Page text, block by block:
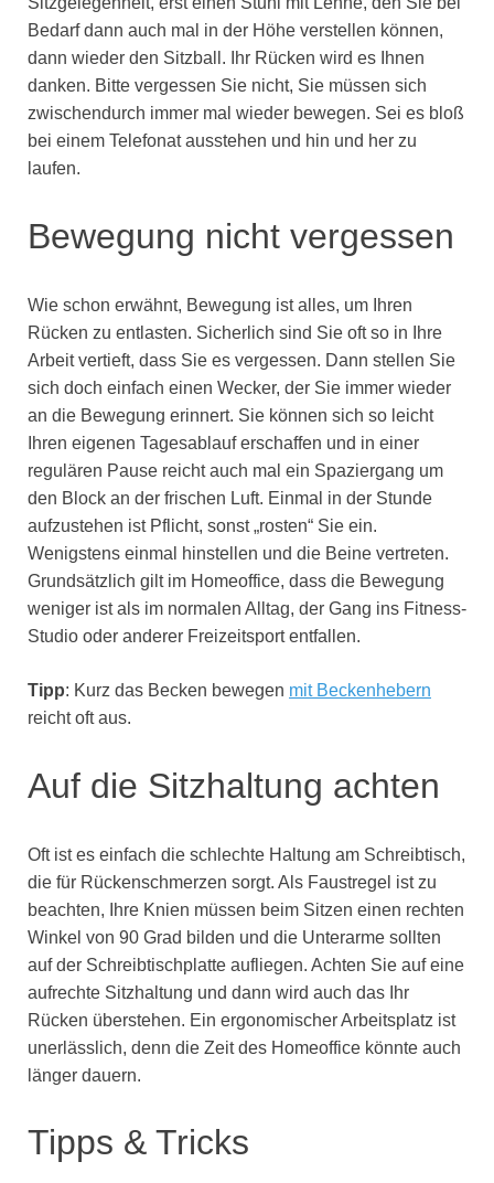
Bedarf dann auch mal in der Höhe verstellen können,
dann wieder den Sitzball. Ihr Rücken wird es Ihnen
danken. Bitte vergessen Sie nicht, Sie müssen sich
zwischendurch immer mal wieder bewegen. Sei es bloß
bei einem Telefonat ausstehen und hin und her zu
laufen.
Bewegung nicht vergessen
Wie schon erwähnt, Bewegung ist alles, um Ihren
Rücken zu entlasten. Sicherlich sind Sie oft so in Ihre
Arbeit vertieft, dass Sie es vergessen. Dann stellen Sie
sich doch einfach einen Wecker, der Sie immer wieder
an die Bewegung erinnert. Sie können sich so leicht
Ihren eigenen Tagesablauf erschaffen und in einer
regulären Pause reicht auch mal ein Spaziergang um
den Block an der frischen Luft. Einmal in der Stunde
aufzustehen ist Pflicht, sonst „rosten“ Sie ein.
Wenigstens einmal hinstellen und die Beine vertreten.
Grundsätzlich gilt im Homeoffice, dass die Bewegung
weniger ist als im normalen Alltag, der Gang ins Fitness-
Studio oder anderer Freizeitsport entfallen.
Tipp: Kurz das Becken bewegen mit Beckenhebern
reicht oft aus.
Auf die Sitzhaltung achten
Oft ist es einfach die schlechte Haltung am Schreibtisch,
die für Rückenschmerzen sorgt. Als Faustregel ist zu
beachten, Ihre Knien müssen beim Sitzen einen rechten
Winkel von 90 Grad bilden und die Unterarme sollten
auf der Schreibtischplatte aufliegen. Achten Sie auf eine
aufrechte Sitzhaltung und dann wird auch das Ihr
Rücken überstehen. Ein ergonomischer Arbeitsplatz ist
unerlässlich, denn die Zeit des Homeoffice könnte auch
länger dauern.
Tipps & Tricks